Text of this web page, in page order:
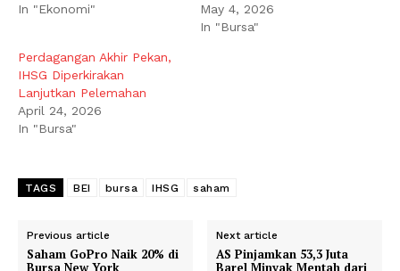
In "Ekonomi"
May 4, 2026
In "Bursa"
Perdagangan Akhir Pekan,
IHSG Diperkirakan
Lanjutkan Pelemahan
April 24, 2026
In "Bursa"
TAGS BEI bursa IHSG saham
Previous article
Saham GoPro Naik 20% di
Bursa New York
Next article
AS Pinjamkan 53,3 Juta
Barel Minyak Mentah dari